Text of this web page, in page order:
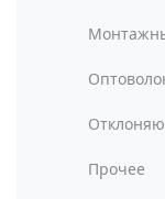
Прочее